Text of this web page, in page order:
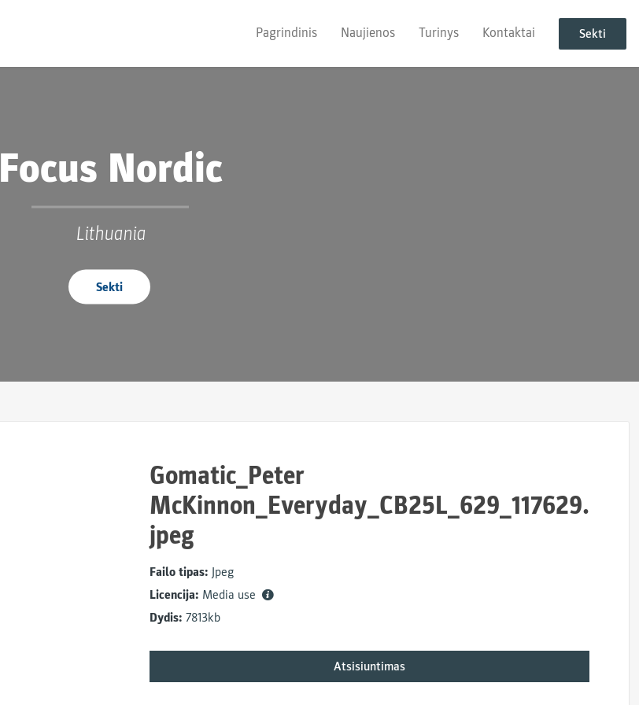
Pagrindinis Naujienos Turinys Kontaktai Sekti
Focus Nordic
Lithuania
Sekti
Gomatic_Peter
McKinnon_Everyday_CB25L_629_117629.
jpeg
Failo tipas: Jpeg
Licencija: Media use
Dydis: 7813kb
Atsisiuntimas